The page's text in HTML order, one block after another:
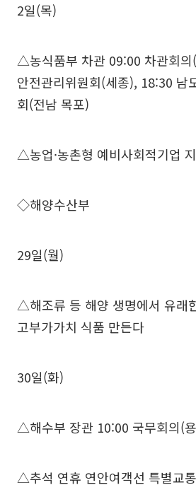
2일(목)
△농식품부 차관 09:00 차관회
안전관리위원회(세종), 18:30 남
회(전남 목포)
△농업·농촌형 예비사회적기업
◇해양수산부
29일(월)
△해조류 등 해양 생명에서 유래
고부가가치 식품 만든다
30일(화)
△해수부 장관 10:00 국무회의(
△추석 연휴 연안여객선 특별교